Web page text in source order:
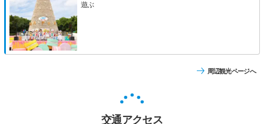
遊ぶ
周辺観光ページへ
交通アクセス